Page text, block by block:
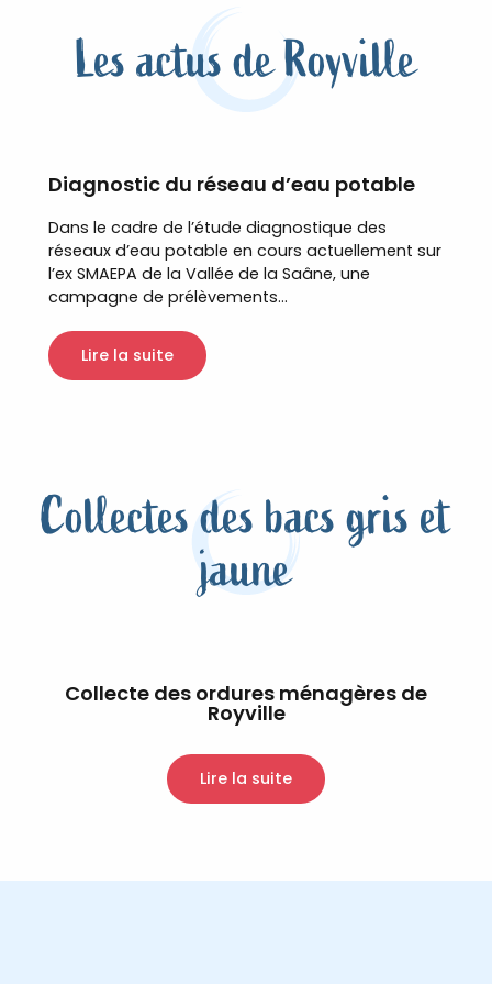
Les actus de Royville
Diagnostic du réseau d’eau potable
Dans le cadre de l’étude diagnostique des
réseaux d’eau potable en cours actuellement sur
l’ex SMAEPA de la Vallée de la Saâne, une
campagne de prélèvements...
Lire la suite
Collectes des bacs gris et
jaune
Collecte des ordures ménagères de
Royville
Lire la suite